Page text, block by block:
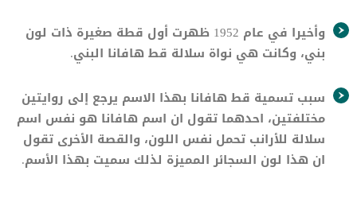
وأخيرا في عام 1952 ظهرت أول قطة صغيرة ذات لون
بني، وكانت هي نواة سلالة قط هافانا البني.
سبب تسمية قط هافانا بهذا الاسم يرجع إلى روايتين
مختلفتين، احدهما تقول ان اسم هافانا هو نفس اسم
سلالة للأرانب تحمل نفس اللون، والقصة الأخرى تقول
ان هذا لون السجائر المميزة لذلك سميت بهذا الأسم.